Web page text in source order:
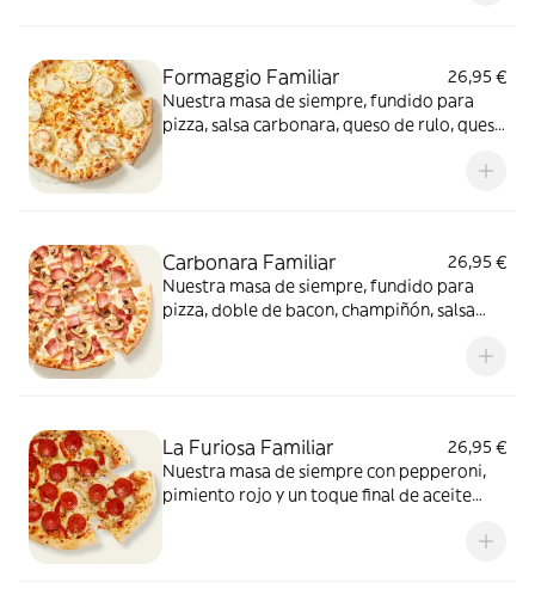
Formaggio Familiar
26,95 €
Nuestra masa de siempre, fundido para
pizza, salsa carbonara, queso de rulo, queso
cheddar, gouda, emmental , mozzarella y
Carbonara Familiar
26,95 €
Nuestra masa de siempre, fundido para
pizza, doble de bacon, champiñón, salsa
La Furiosa Familiar
26,95 €
Nuestra masa de siempre con pepperoni,
pimiento rojo y un toque final de aceite